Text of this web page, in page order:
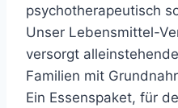
psychotherapeutisch
Unser Lebensmittel-
versorgt
Familien mit
Ein Essenspaket, für